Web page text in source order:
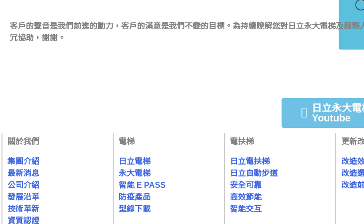
客戶的聲音是我們前進的動力，客戶的滿意是我們不變的目標。為持續瞭解您對日立永大電梯及服
冗協助，謝謝。
日立永大電
Youtube
關於我們
集團介紹
最新消息
公司介紹
發展沿革
技術革新
資質認證
電梯
日立電梯
永大電梯
智能 E PASS
防疫產品
型錄下載
電扶梯
日立電扶梯
日立自動步道
安全可靠
高效節能
智能交互
更新
改造
改造
改造